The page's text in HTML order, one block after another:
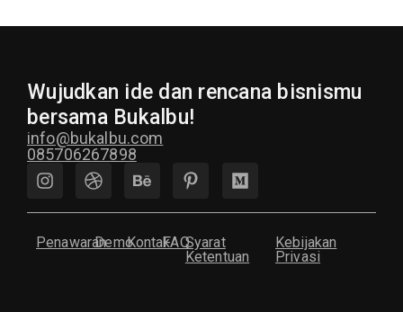
Wujudkan ide dan rencana bisnismu
bersama Bukalbu!
info@bukalbu.com
085706267898
PenawaranDemoKontakFAQSyarat
Ketentuan
Kebijakan
Privasi